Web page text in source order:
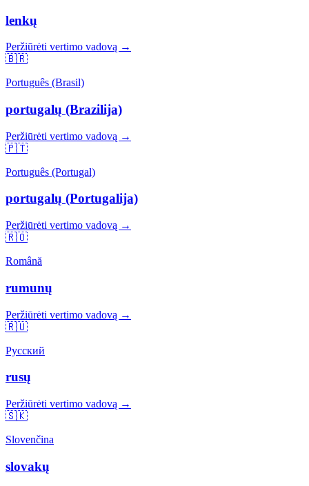
lenkų
Peržiūrėti vertimo vadovą →
🇧🇷
Português (Brasil)
portugalų (Brazilija)
Peržiūrėti vertimo vadovą →
🇵🇹
Português (Portugal)
portugalų (Portugalija)
Peržiūrėti vertimo vadovą →
🇷🇴
Română
rumunų
Peržiūrėti vertimo vadovą →
🇷🇺
Русский
rusų
Peržiūrėti vertimo vadovą →
🇸🇰
Slovenčina
slovakų